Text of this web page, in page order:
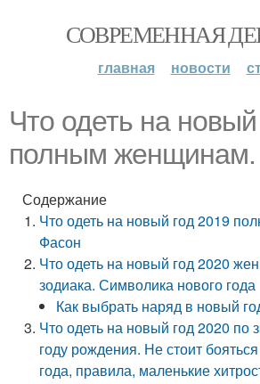
СОВРЕМЕННАЯ
главная новости
Что одеть на
полным
Содержание
Что одеть на новый год 2019
Фасон
Что одеть на новый год 2020
зодиака. Символика нового года
Как выбрать наряд в новый
Что одеть на новый год 2020 по
году рождения. Не стоит
года, правила, маленькие